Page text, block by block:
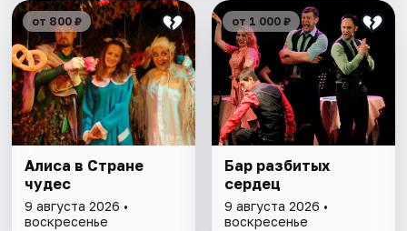
от 800 ₽
Алиса в Стране
чудес
9 августа 2026 •
воскресенье
от 1 000 ₽
Бар разбитых
сердец
9 августа 2026 •
воскресенье